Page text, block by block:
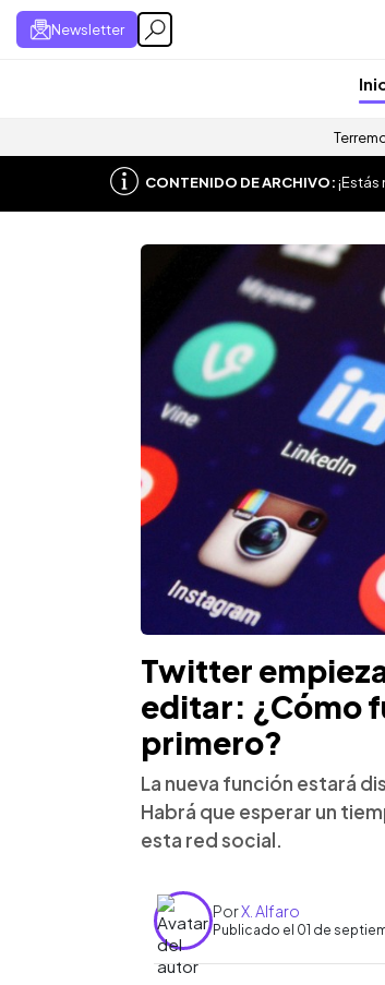
Newsletter
CONTENIDO DE ARCHIVO:
Twitter
editar: ¿Cómo
primero?
La nueva función estará
Habrá que esperar un
esta red social.
PorX. Alfaro
Publicado el 01 de